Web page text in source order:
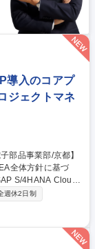
導入のコアプ
ジェクトマネ
S/4HANA Cloud
ただきます。 ■E
、アメリカの順
。 ■日本での立上
けた導入モデルの
言語等】SAP S/4H
週休2日制